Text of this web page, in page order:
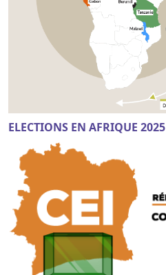
ELECTIONS EN AFRIQUE 2025